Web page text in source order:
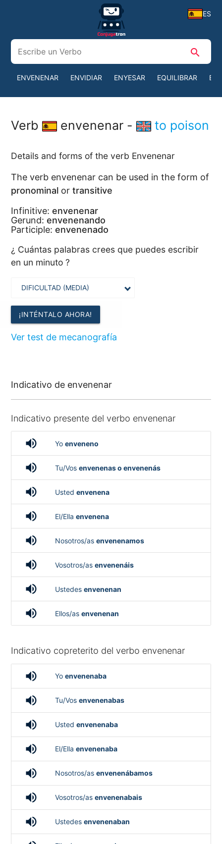
ES
search
ENVENENAR ENVIDIAR ENYESAR EQUILIBRAR
Verb envenenar - to poison
Details and forms of the verb Envenenar
The verb envenenar can be used in the form of
pronominal ortransitive
Infinitive: envenenar
Gerund: envenenando
Participle: envenenado
¿ Cuántas palabras crees que puedes escribir
en un minuto ?
¡INTÉNTALO AHORA!
Ver test de mecanografía
Indicativo de envenenar
Indicativo presente del verbo envenenar
volume_up Yo enveneno
volume_up Tu/Vos envenenas o envenenás
volume_up Usted envenena
volume_up El/Ella envenena
volume_up Nosotros/as envenenamos
volume_up Vosotros/as envenenáis
volume_up Ustedes envenenan
volume_up Ellos/as envenenan
Indicativo copreterito del verbo envenenar
volume_up Yo envenenaba
volume_up Tu/Vos envenenabas
volume_up Usted envenenaba
volume_up El/Ella envenenaba
volume_up Nosotros/as envenenábamos
volume_up Vosotros/as envenenabais
volume_up Ustedes envenenaban